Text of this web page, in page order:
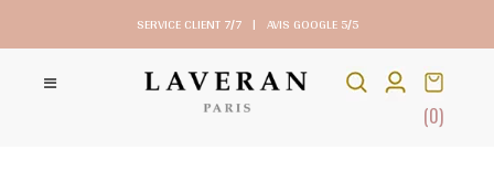
SERVICE CLIENT 7/7 | AVIS GOOGLE 5/5
(0)